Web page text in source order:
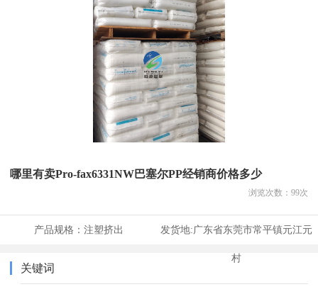
哪里有卖Pro-fax6331NW巴塞尔PP经销商价格多少
浏览次数： 99次
产品规格： 注塑挤出 发货地:广东省东莞市常平镇元江元
村
关键词